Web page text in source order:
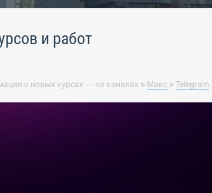
и работ
о новых курсах — на каналах в Макс и Telegram